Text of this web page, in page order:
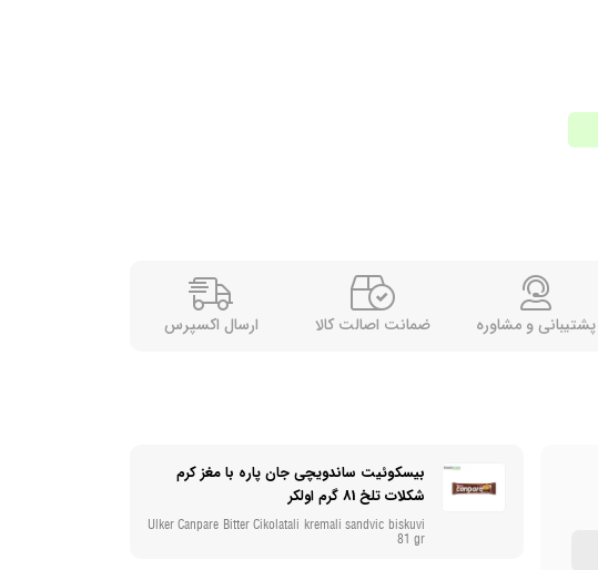
پشتیبانی و مشاوره ضمانت اصالت کالا ارسال اکسپرس
بیسکوئیت ساندویچی جان پاره با مغز کرم
شکلات تلخ 81 گرم اولکر
Ulker Canpare Bitter Cikolatali kremali sandvic biskuvi
81 gr